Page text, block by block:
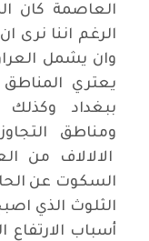
العاصمة كان
الرغم اننا نرى
وان يشمل
يعتري
ببغداد وكذلك
ومناطق
الالالاف من
السكوت عن
الثلوث الذي
أسباب الارتفاع